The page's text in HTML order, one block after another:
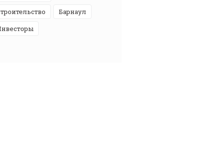
строительство
Барнаул
инвесторы